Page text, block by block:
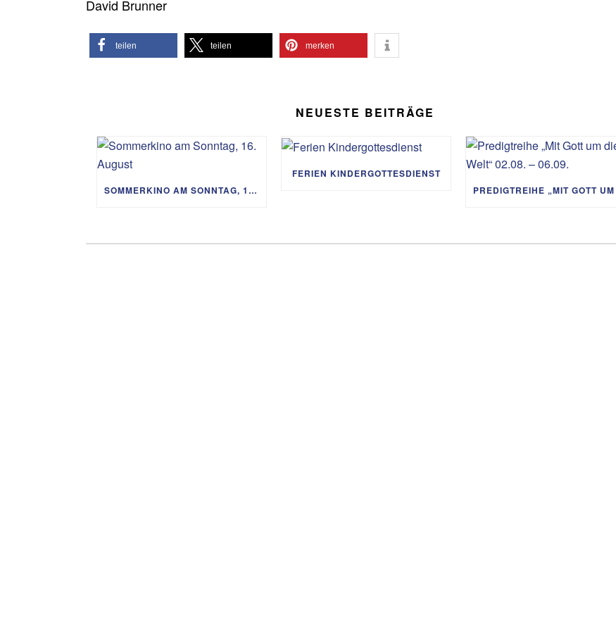
David Brunner
teilen teilen merken
NEUESTE BEITRÄGE
SOMMERKINO AM SONNTAG, 16. AUGUST
FERIEN KINDERGOTTESDIENST